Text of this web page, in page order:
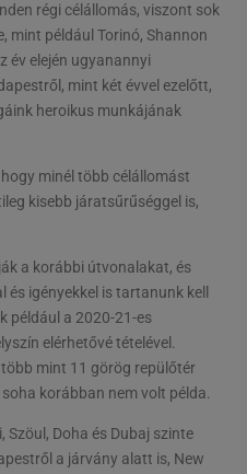
régi célállomás, viszont sok
mint például Torinó, Shannon
év elején ugyanannyi
mint két évvel ezelőtt,
heroikus munkájának
minél több célállomást
kisebb járatsűrűséggel is,
a korábbi útvonalakat, és
igényekkel is tartanunk kell
például a 2020-21-es
elérhetővé tételével.
mint 11 görög repülőtér
korábban nem volt példa.
Doha és Dubaj szinte
a járvány alatt is, New